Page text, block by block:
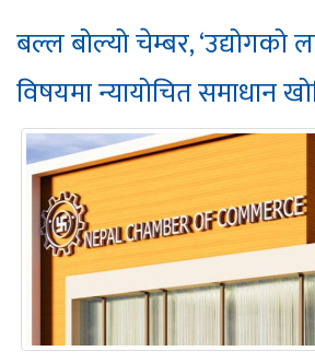
बल्ल बोल्यो चेम्बर, ‘उद्योगको
विषयमा न्यायोचित समाधान